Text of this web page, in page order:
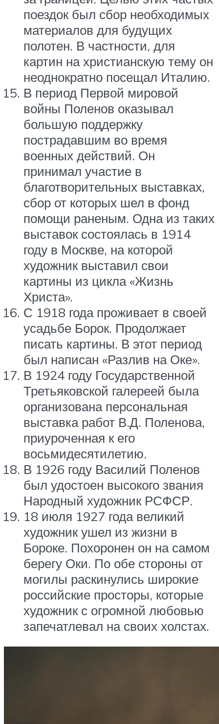
поездок был сбор необходимых
материалов для будущих
полотен. В частности, для
картин на христианскую тему он
неоднократно посещал Италию.
В период Первой мировой
войны Поленов оказывал
большую поддержку
пострадавшим во время
военных действий. Он
принимал участие в
благотворительных выставках,
сбор от которых шел в фонд
помощи раненым. Одна из таких
выставок состоялась в 1914
году в Москве, на которой
художник выставил свои
картины из цикла «Жизнь
Христа».
С 1918 года проживает в своей
усадьбе Борок. Продолжает
писать картины. В этот период
был написан «Разлив на Оке».
В 1924 году Государственной
Третьяковской галереей была
организована персональная
выставка работ В.Д. Поленова,
приуроченная к его
восьмидесятилетию.
В 1926 году Василий Поленов
был удостоен высокого звания
Народный художник РСФСР.
18 июля 1927 года великий
художник ушел из жизни в
Бороке. Похоронен он на самом
берегу Оки. По обе стороны от
могилы раскинулись широкие
российские просторы, которые
художник с огромной любовью
запечатлевал на своих холстах.